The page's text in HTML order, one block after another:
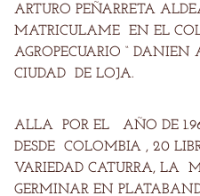
ARTURO PEÑARRETA
MATRICULAME EN EL
AGROPECUARIO “ DANIEN
CIUDAD DE LOJA.
ALLA POR EL AÑO DE
DESDE COLOMBIA , 20
VARIEDAD CATURRA, LA
GERMINAR EN